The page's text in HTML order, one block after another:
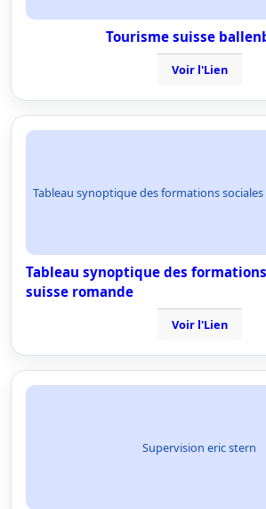
Tourisme suisse
Voir l'Lien
Tableau synoptique des formations
Tableau synoptique des
suisse romande
Voir l'Lien
Supervision eric stern